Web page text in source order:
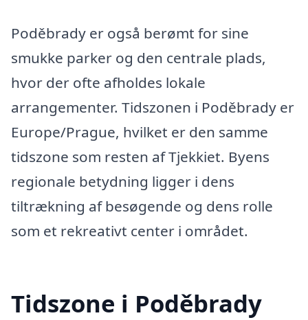
Poděbrady er også berømt for sine
smukke parker og den centrale plads,
hvor der ofte afholdes lokale
arrangementer. Tidszonen i Poděbrady er
Europe/Prague, hvilket er den samme
tidszone som resten af Tjekkiet. Byens
regionale betydning ligger i dens
tiltrækning af besøgende og dens rolle
som et rekreativt center i området.
Tidszone i Poděbrady